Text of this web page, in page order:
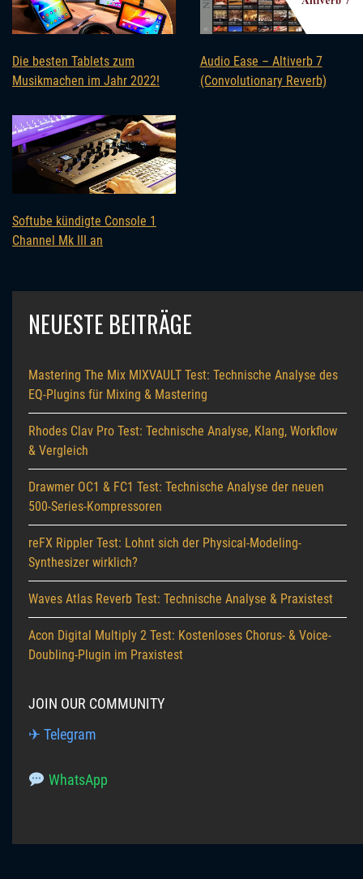
Die besten Tablets zum
Musikmachen im Jahr 2022!
Audio Ease – Altiverb 7
(Convolutionary Reverb)
Softube kündigte Console 1
Channel Mk III an
NEUESTE BEITRÄGE
Mastering The Mix MIXVAULT Test: Technische Analyse des
EQ-Plugins für Mixing & Mastering
Rhodes Clav Pro Test: Technische Analyse, Klang, Workflow
& Vergleich
Drawmer OC1 & FC1 Test: Technische Analyse der neuen
500-Series-Kompressoren
reFX Rippler Test: Lohnt sich der Physical-Modeling-
Synthesizer wirklich?
Waves Atlas Reverb Test: Technische Analyse & Praxistest
Acon Digital Multiply 2 Test: Kostenloses Chorus- & Voice-
Doubling-Plugin im Praxistest
JOIN OUR COMMUNITY
✈ Telegram
WhatsApp